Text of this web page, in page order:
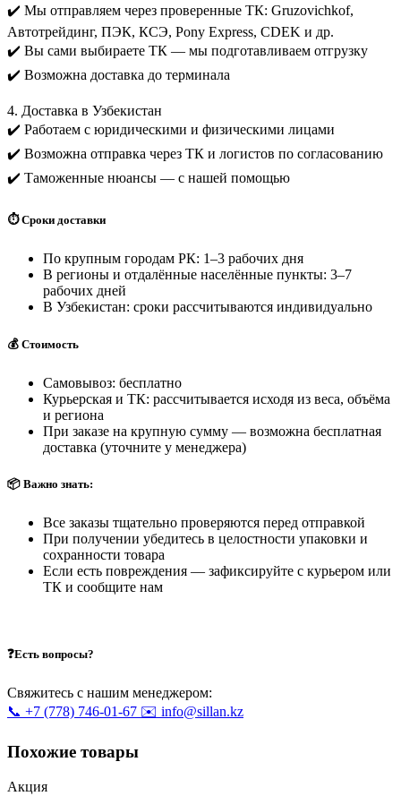
✔️ Мы отправляем через проверенные ТК: Gruzovichkof,
Автотрейдинг, ПЭК, КСЭ, Pony Express, CDEK и др.
✔️ Вы сами выбираете ТК — мы подготавливаем отгрузку
✔️ Возможна доставка до терминала
4. Доставка в Узбекистан
✔️ Работаем с юридическими и физическими лицами
✔️ Возможна отправка через ТК и логистов по согласованию
✔️ Таможенные нюансы — с нашей помощью
⏱️ Сроки доставки
По крупным городам РК: 1–3 рабочих дня
В регионы и отдалённые населённые пункты: 3–7
рабочих дней
В Узбекистан: сроки рассчитываются индивидуально
💰 Стоимость
Самовывоз: бесплатно
Курьерская и ТК: рассчитывается исходя из веса, объёма
и региона
При заказе на крупную сумму — возможна бесплатная
доставка (уточните у менеджера)
📦 Важно знать:
Все заказы тщательно проверяются перед отправкой
При получении убедитесь в целостности упаковки и
сохранности товара
Если есть повреждения — зафиксируйте с курьером или
ТК и сообщите нам
❓Есть вопросы?
Свяжитесь с нашим менеджером:
📞 +7 (778) 746-01-67 ✉️ info@sillan.kz
Похожие товары
Акция